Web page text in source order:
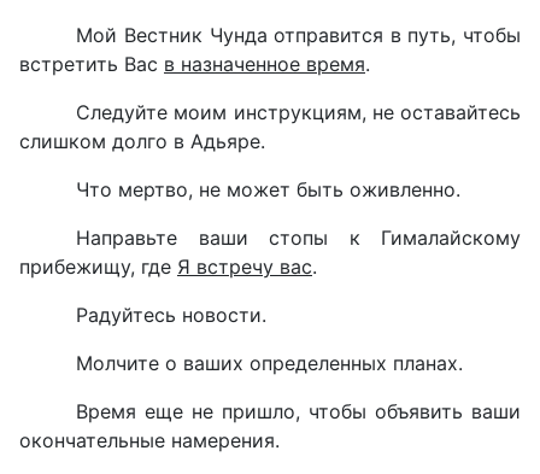
Мой Вестник Чунда отправится в путь, чтобы
встретить Вас в назначенное время.
Следуйте моим инструкциям, не оставайтесь
слишком долго в Адьяре.
Что мертво, не может быть оживленно.
Направьте ваши стопы к Гималайскому
прибежищу, где Я встречу вас.
Радуйтесь новости.
Молчите о ваших определенных планах.
Время еще не пришло, чтобы объявить ваши
окончательные намерения.